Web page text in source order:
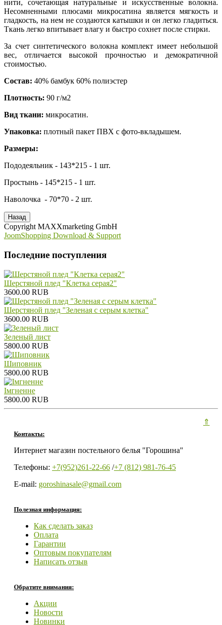
нити, сочетающая натуральные и искусственные волокна.
Несомненными плюсами микросатина является мягкость и
гладкость, на нем не создаются катышки и он легко гладиться.
Ткань легко впитывает влагу и быстро сохнет после стирки.
За счет синтетического волокна комплект имеет небольшой
вес, отличается высокой прочностью и демократичной
стоимостью.
Состав: 40% бамбук 60% полиэстер
Плотность: 90 г/м2
Вид ткани: микросатин.
Упаковка: плотный пакет ПВХ с фото-вкладышем.
Размеры:
Пододеяльник - 143*215 - 1 шт.
Простынь - 145*215 - 1 шт.
Наволочка - 70*70 - 2 шт.
Copyright MAXXmarketing GmbH
JoomShopping Download & Support
Последние поступления
Шерстяной плед "Клетка серая2"
3600.00 RUB
Шерстяной плед "Зеленая с серым клетка"
3600.00 RUB
Зеленый лист
5800.00 RUB
Шиповник
5800.00 RUB
Iмгненне
5800.00 RUB
Контакты:
Интернет магазин постельного белья "Горошина"
Телефоны: +7(952)261-22-66 /+7 (812) 981-76-45
E-mail: goroshinasale@gmail.com
Полезная информация:
Как сделать заказ
Оплата
Гарантии
Оптовым покупателям
Написать отзыв
Обратите внимания:
Акции
Новости
Новинки
⇑